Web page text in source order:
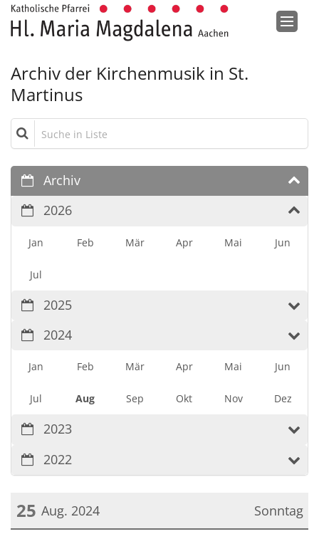
Zum Inhalt springen
Archiv der Kirchenmusik in St.
Martinus
Suche in Liste
Archiv
2026
Jan Feb Mär Apr Mai Jun
Jul
2025
2024
Jan Feb Mär Apr Mai Jun
Jul Aug Sep Okt Nov Dez
2023
2022
Sonntag
25 Aug. 2024